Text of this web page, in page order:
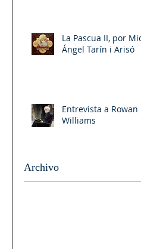
La Pascua II, por
Ángel Tarín i Arisó
Entrevista a Rowan
Williams
Archivo